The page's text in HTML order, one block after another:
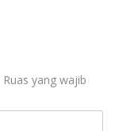
Ruas yang wajib